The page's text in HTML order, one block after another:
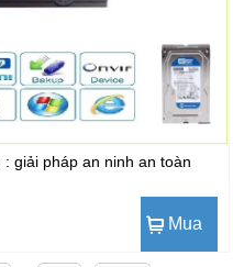
giải pháp an ninh an toàn
Mua